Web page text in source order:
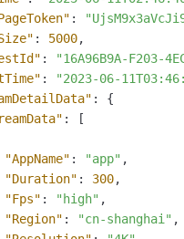
:
: 5000,
:
"16A96B9A-F203-
: "2023-06-
:
{
:
[
"AppName" : "app" ,
"Duration" : 300,
"Fps" : "high" ,
"Region" : "cn-shanghai" ,